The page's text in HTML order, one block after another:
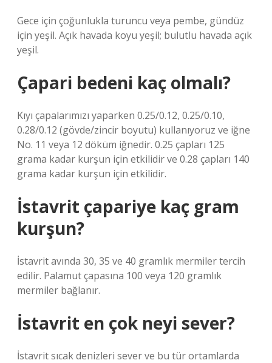
Gece için çoğunlukla turuncu veya pembe, gündüz
için yeşil. Açık havada koyu yeşil; bulutlu havada açık
yeşil.
Çapari bedeni kaç olmalı?
Kıyı çapalarımızı yaparken 0.25/0.12, 0.25/0.10,
0.28/0.12 (gövde/zincir boyutu) kullanıyoruz ve iğne
No. 11 veya 12 döküm iğnedir. 0.25 çapları 125
grama kadar kurşun için etkilidir ve 0.28 çapları 140
grama kadar kurşun için etkilidir.
İstavrit çapariye kaç gram
kurşun?
İstavrit avında 30, 35 ve 40 gramlık mermiler tercih
edilir. Palamut çapasına 100 veya 120 gramlık
mermiler bağlanır.
İstavrit en çok neyi sever?
İstavrit sıcak denizleri sever ve bu tür ortamlarda